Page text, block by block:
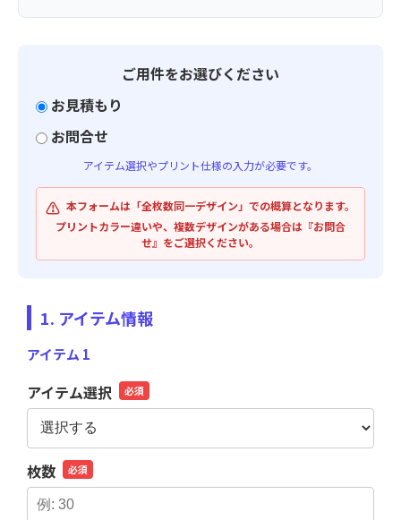
ご用件をお選びください
お見積もり
お問合せ
アイテム選択やプリント仕様の入力が必要です。
⚠️ 本フォームは「全枚数同一デザイン」での概算となります。
プリントカラー違いや、複数デザインがある場合は『お問合
せ』をご選択ください。
1. アイテム情報
アイテム 1
アイテム選択 必須
枚数 必須